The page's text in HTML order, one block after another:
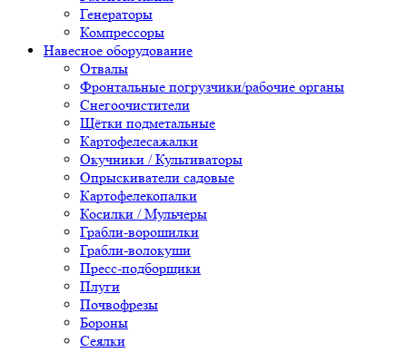
Генераторы
Компрессоры
Навесное оборудование
Отвалы
Фронтальные погрузчики/рабочие органы
Снегоочистители
Щётки подметальные
Картофелесажалки
Окучники / Культиваторы
Опрыскиватели садовые
Картофелекопалки
Косилки / Мульчеры
Грабли-ворошилки
Грабли-волокуши
Пресс-подборщики
Плуги
Почвофрезы
Бороны
Сеялки